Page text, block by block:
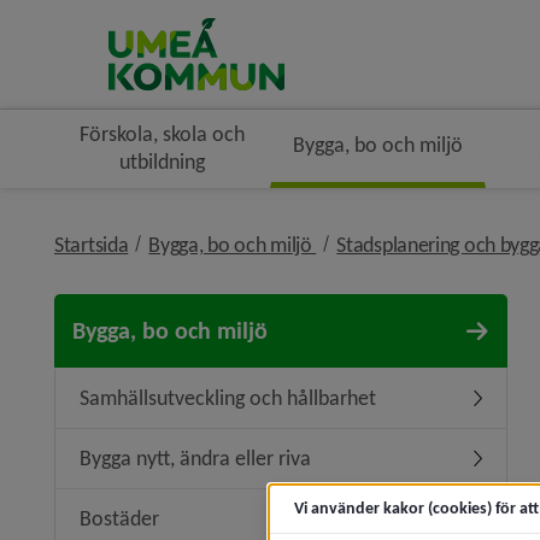
Förskola, skola och
utbildning
Bygga, bo och miljö
Startsida Bygga, bo och miljö nivå i
Stadsplanering och
Bygga, bo och miljö
Samhällsutveckling och hållbarhet
Bygga nytt, ändra eller riva
Bostäder Vi använder kakor (cookies) för